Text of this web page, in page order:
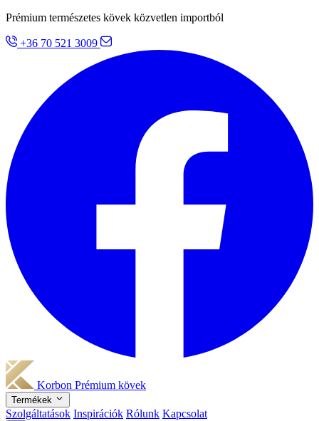
Prémium természetes kövek közvetlen importból
+36 70 521 3009
Korbon Prémium kövek
Termékek
Szolgáltatások Inspirációk Rólunk Kapcsolat